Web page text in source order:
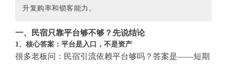
升复购率和锁客能力。
一、民宿只靠平台够不够？先说结论
1、核心答案：平台是入口，不是资产
很多老板问：民宿引流依赖平台够吗？答案是——短期